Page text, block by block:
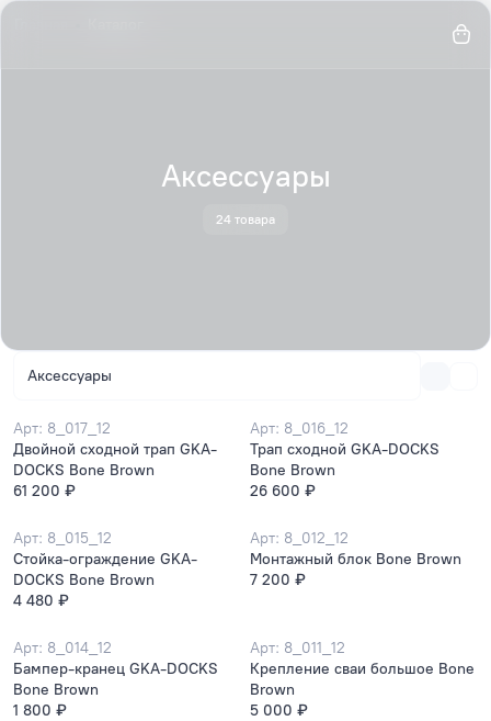
Аксессуары
24 товара
Аксессуары
Арт: 8_017_12
Двойной сходной трап GKA-
DOCKS Bone Brown
61 200 ₽
Арт: 8_016_12
Трап сходной GKA-DOCKS
Bone Brown
26 600 ₽
Арт: 8_015_12
Стойка-ограждение GKA-
DOCKS Bone Brown
4 480 ₽
Арт: 8_012_12
Монтажный блок Bone Brown
7 200 ₽
Арт: 8_014_12
Бампер-кранец GKA-DOCKS
Bone Brown
1 800 ₽
Арт: 8_011_12
Крепление сваи большое Bone
Brown
5 000 ₽